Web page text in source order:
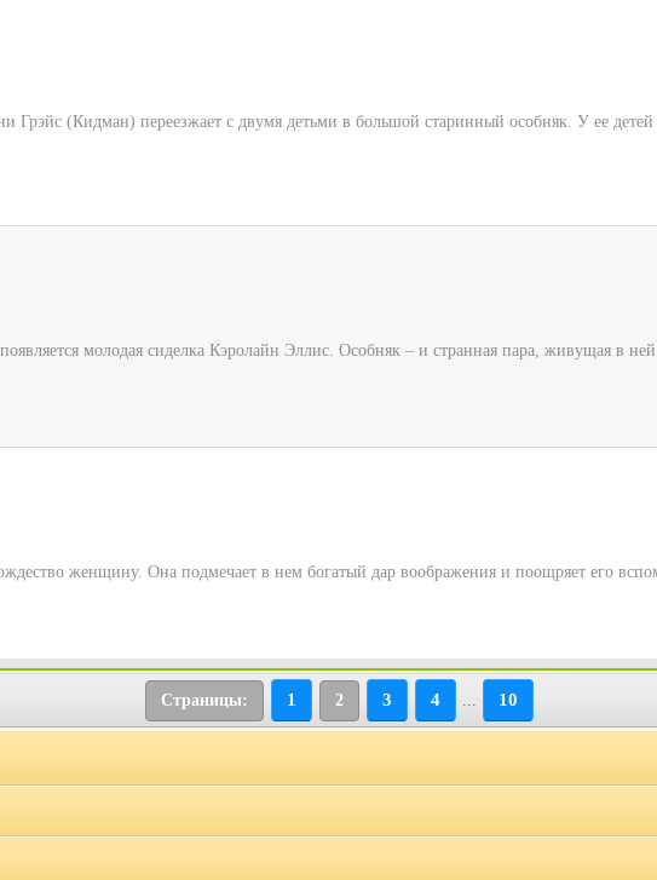
(Кидман) переезжает с двумя детьми в большой старинный особняк. У ее детей
молодая сиделка Кэролайн Эллис. Особняк – и странная пара, живущая в
женщину. Она подмечает в нем богатый дар воображения и поощряет его
Страницы: 1 2 3 4 10